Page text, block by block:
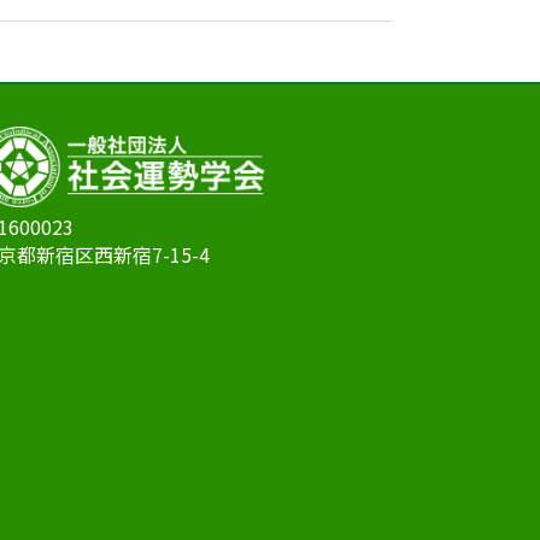
都新宿区西新宿7-15-4